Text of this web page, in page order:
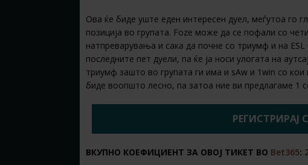
Ова ќе биде уште еден интересен дуел, меѓутоа го
позиција во групата. Foze може да се пофали со
натпреварувања и сака да почне со триумф и на
последните пет дуели, па ќе ја носи улогата на
триумф зашто во групата ги има и sAw и 1win со
биде воопшто лесно, па затоа ние ви предлагаме 1
РЕГИСТРИРАЈ
ВКУПНО КОЕФИЦИЕНТ ЗА ОВОЈ ТИКЕТ ВО Bet365: